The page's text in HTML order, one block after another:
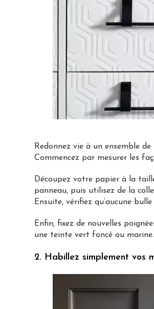
Redonnez vie à un ensemble
Commencez par mesurer les
Découpez votre papier à la
panneau, puis utilisez de la
Ensuite, vérifiez qu’aucune
Enfin, fixez de nouvelles
une teinte vert foncé ou marine.
2. Habillez simplement vos